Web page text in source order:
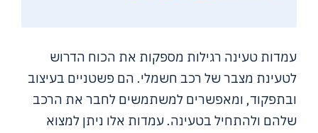
עמדות טעינה רגילות מספקות את הכוח הדרוש
לטעינת מצבר של רכב חשמלי. הם פשטניים בעיצוב
ובתפקוד, ומאפשרים למשתמשים לחבר את הרכב
שלהם ולהתחיל בטעינה. עמדות אלו ניתן למצוא